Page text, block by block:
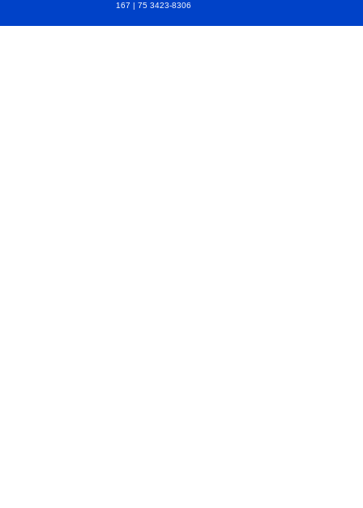
167 | 75 3423-8306⠀⠀⠀⠀⠀⠀⠀⠀⠀⠀